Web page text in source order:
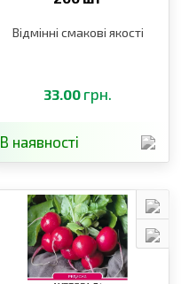
Відмінні смакові якості
33.00 грн.
В наявності